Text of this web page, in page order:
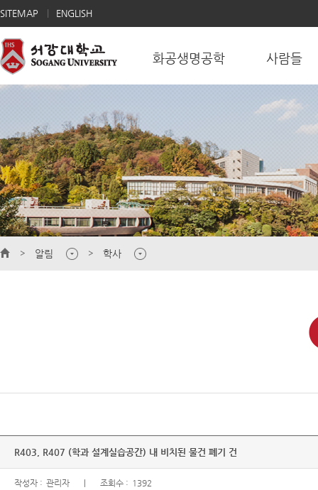
SITEMAP ENGLISH
화공생명공학 사람들
알림 학사
R403, R407 (학과 설계실습공간) 내 비치된 물건 폐기 건
작성자 : 관리자 조회수 : 1392